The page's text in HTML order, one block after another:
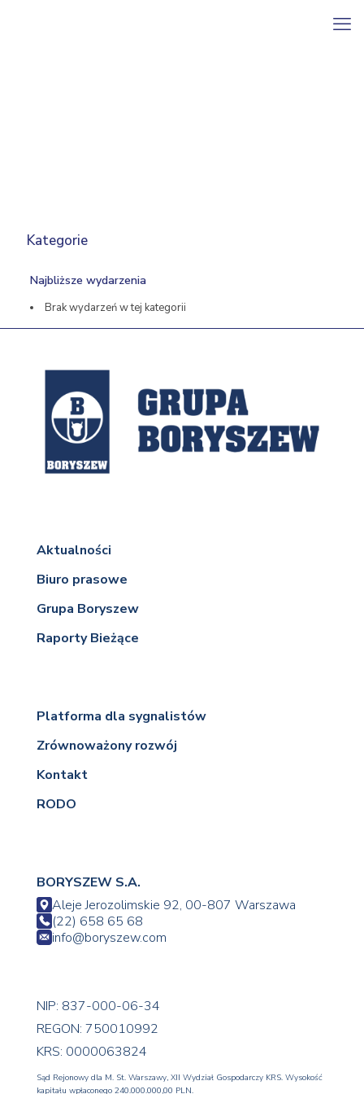
Kategorie
Najbliższe wydarzenia
Brak wydarzeń w tej kategorii
Aktualności
Biuro prasowe
Grupa Boryszew
Raporty Bieżące
Platforma dla sygnalistów
Zrównoważony rozwój
Kontakt
RODO
BORYSZEW S.A.
Aleje Jerozolimskie 92, 00-807 Warszawa
(22) 658 65 68
info@boryszew.com
NIP: 837-000-06-34
REGON: 750010992
KRS: 0000063824
Sąd Rejonowy dla M. St. Warszawy, XII Wydział Gospodarczy KRS. Wysokość
kapitału wpłaconego 240.000.000,00 PLN.